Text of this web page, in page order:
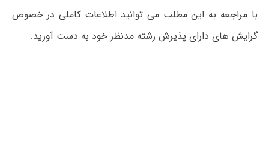
با مراجعه به این مطلب می‌ توانید اطلاعات کاملی در خصوص
گرایش های دارای پذیرش رشته مدنظر خود به دست آورید.